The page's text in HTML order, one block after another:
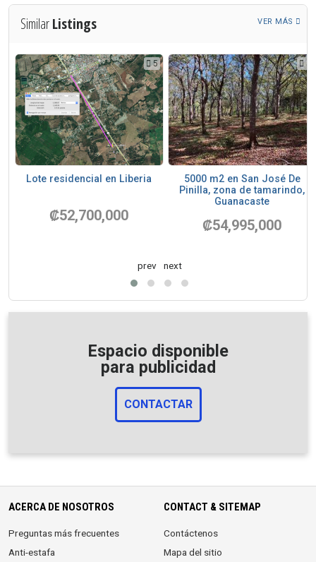
SimilarListings VER MÁS
5
Lote residencial en Liberia
₡52,700,000
5
5000 m2 en San José De
Pinilla, zona de tamarindo,
Guanacaste
₡54,995,000
prev next
Espacio disponible
para publicidad
CONTACTAR
ACERCA DE NOSOTROS
Preguntas más frecuentes
Anti-estafa
CONTACT & SITEMAP
Contáctenos
Mapa del sitio